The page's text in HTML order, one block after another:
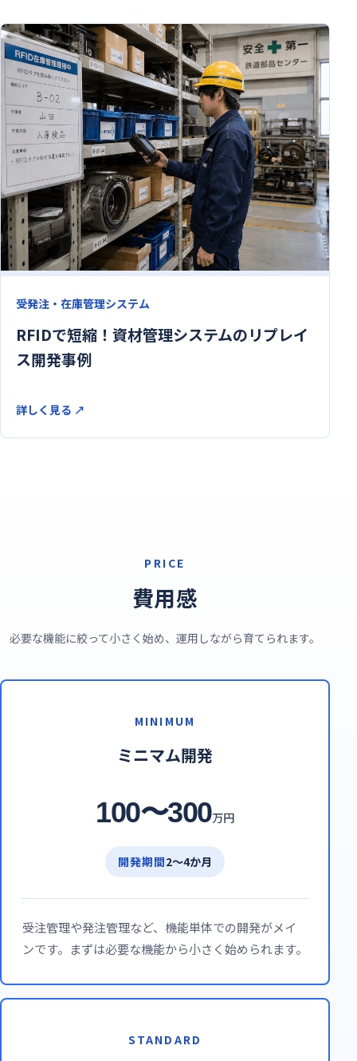
受発注・在庫管理システム
RFIDで短縮！資材管理システムのリプレイ
ス開発事例
詳しく見る ↗
PRICE
費用感
必要な機能に絞って小さく始め、運用しながら育てられます。
MINIMUM
ミニマム開発
100〜300万円
開発期間2〜4か月
受注管理や発注管理など、機能単体での開発がメイ
ンです。まずは必要な機能から小さく始められます。
STANDARD